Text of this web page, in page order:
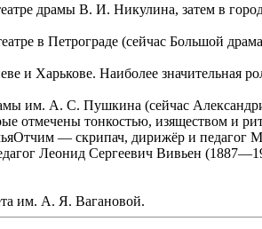
драмы В. И. Никулина, затем в
в Петрограде (сейчас Большой
и Харькове. Наиболее значительная
им. А. С. Пушкина (сейчас
отмечены тонкостью, изяществом и
— скрипач, дирижёр и
Леонид Сергеевич Вивьен
им. А. Я. Вагановой.